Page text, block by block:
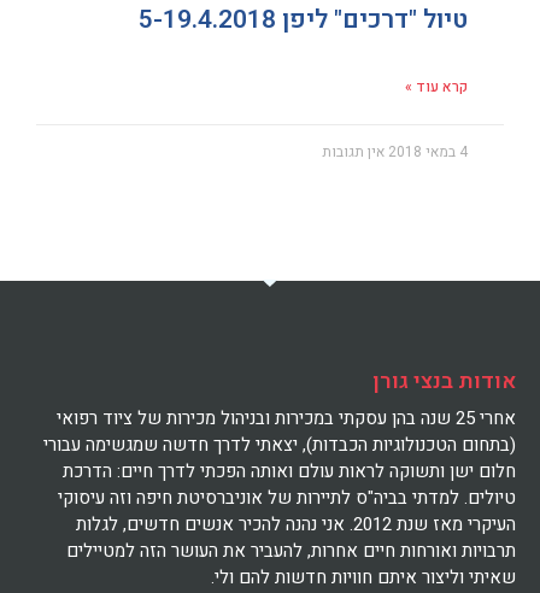
טיול "דרכים" ליפן 5-19.4.2018
קרא עוד »
4 במאי 2018 אין תגובות
אודות בנצי גורן
אחרי 25 שנה בהן עסקתי במכירות ובניהול מכירות של ציוד רפואי
(בתחום הטכנולוגיות הכבדות), יצאתי לדרך חדשה שמגשימה עבורי
חלום ישן ותשוקה לראות עולם ואותה הפכתי לדרך חיים: הדרכת
טיולים. למדתי בביה"ס לתיירות של אוניברסיטת חיפה וזה עיסוקי
העיקרי מאז שנת 2012. אני נהנה להכיר אנשים חדשים, לגלות
תרבויות ואורחות חיים אחרות, להעביר את העושר הזה למטיילים
שאיתי וליצור איתם חוויות חדשות להם ולי.